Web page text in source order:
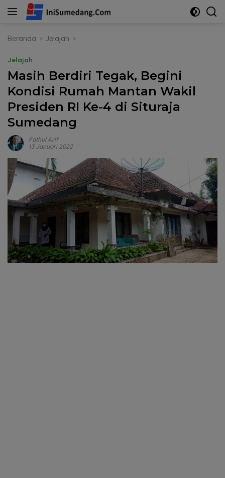
Langsung
Beranda
Jelajah
Jelajah
Masih Berdiri Tegak, Begini
Kondisi Rumah Mantan Wakil
Presiden RI Ke-4 di Situraja
Sumedang
Fathul Arif
13 Januari 2022